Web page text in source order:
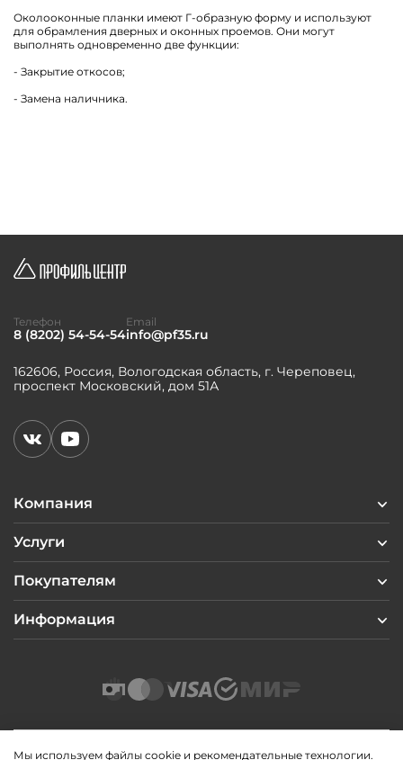
Околооконные планки имеют Г-образную форму и используют
для обрамления дверных и оконных проемов. Они могут
выполнять одновременно две функции:
- Закрытие откосов;
- Замена наличника.
Компания
Услуги
Покупателям
Информация
162606, Россия, Вологодская область, г. Череповец,
проспект Московский, дом 51А
Телефон
8 (8202) 54-54-54
Email
info@pf35.ru
Мы используем файлы cookie и рекомендательные технологии.